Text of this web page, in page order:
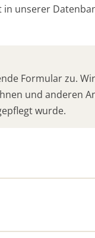
unserer
Formular zu.
und anderen
wurde.